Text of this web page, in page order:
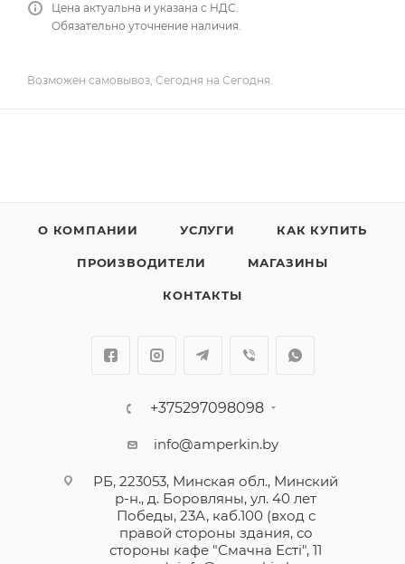
Цена актуальна и указана с НДС.
Обязательно уточнение наличия.
Возможен самовывоз, Сегодня на Сегодня.
О КОМПАНИИ УСЛУГИ КАК КУПИТЬ
ПРОИЗВОДИТЕЛИ МАГАЗИНЫ
КОНТАКТЫ
+375297098098
info@amperkin.by
РБ, 223053, Минская обл., Минский
р-н., д. Боровляны, ул. 40 лет
Победы, 23А, каб.100 (вход с
правой стороны здания, со
стороны кафе "Смачна Естi", 11